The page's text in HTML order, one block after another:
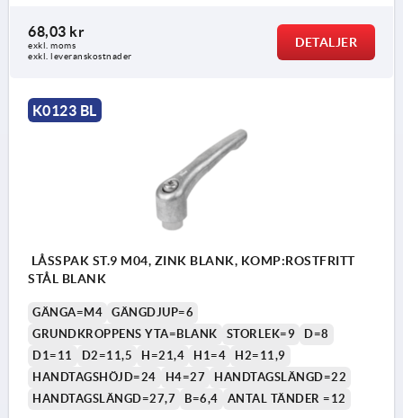
68,03 kr
exkl. moms
exkl. leveranskostnader
DETALJER
K0123 BL
LÅSSPAK ST.9 M04, ZINK BLANK, KOMP:ROSTFRITT
STÅL BLANK
GÄNGA=M4
GÄNGDJUP=6
GRUNDKROPPENS YTA=BLANK
STORLEK=9
D=8
D1=11
D2=11,5 H=21,4 H1=4
H2=11,9
HANDTAGSHÖJD=24
H4=27
HANDTAGSLÄNGD=22
HANDTAGSLÄNGD=27,7
B=6,4 ANTAL TÄNDER =12